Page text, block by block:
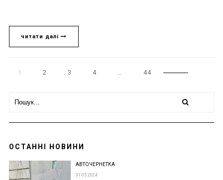
читати далі
1 2 3 4 44
ОСТАННІ НОВИНИ
АВТОЧЕРНЕТКА
31 05 2024